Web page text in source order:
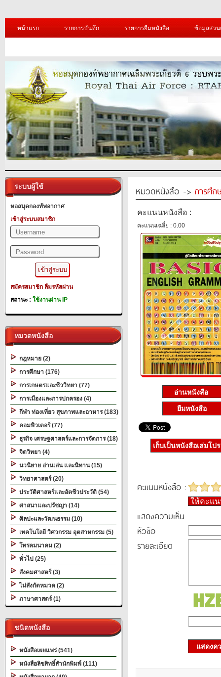
หน้าแรก รายการบันทึก รายการยืมหนังสือ ข้อมูลส่ว
ระบบผู้ใช้
หอสมุดกองทัพอากาศ
เข้าสู่ระบบสมาชิก
สมัครสมาชิก ลืมรหัสผ่าน
สถานะ : ใช้งานผ่าน IP
หมวดหนังสือ
กฎหมาย (2)
การศึกษา (176)
การเกษตรและชีววิทยา (77)
การเมืองและการปกครอง (4)
กีฬา ท่องเที่ยว สุขภาพและอาหาร (183)
คอมพิวเตอร์ (77)
ธุรกิจ เศรษฐศาสตร์และการจัดการ (18)
จิตวิทยา (4)
นวนิยาย อ่านเล่น และนิทาน (15)
วิทยาศาสตร์ (20)
ประวัติศาสตร์และอัตชีวประวัติ (54)
ศาสนาและปรัชญา (14)
ศิลปะและวัฒนธรรม (10)
เทคโนโลยี วิศวกรรม อุตสาหกรรม (5)
โทรคมนาคม (2)
ทั่วไป (25)
สังคมศาสตร์ (3)
ไม่สังกัดหมวด (2)
ภาษาศาสตร์ (1)
ชนิดหนังสือ
หนังสือเผยแพร่ (541)
หนังสือลิขสิทธิ์สำนักพิมพ์ (111)
หมวดหนังสือ -> การศึก
คะแนนหนังสือ :
คะแนนเฉลี่ย : 0.00
ยืมหนังสือ
เก็บเป็นหนังสือเล่มโป
คะแนนหนังสือ :
ให้คะแ
แสดงความเห็น
หัวข้อ
รายละเอียด
แสดงค